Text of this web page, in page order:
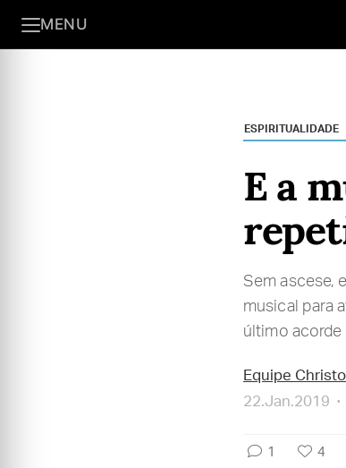
MENU
ESPIRITUALIDADE
E a
Sem ascese,
musical para
último acorde
Equipe
22.Jan.2019
1 4